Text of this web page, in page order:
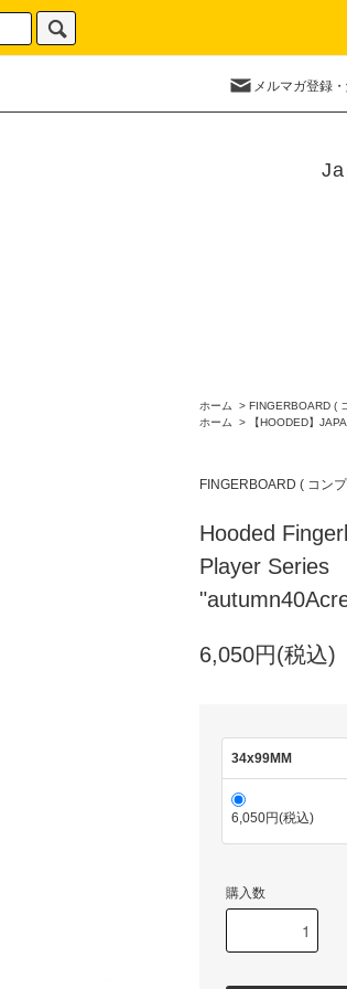
メルマガ登録
ホーム > FINGERBOARD (
ホーム
> 【HOODED】
FINGERBOARD ( コン
Hooded
Player Series
6,050円(税込)
34x99MM
6,050円(税込)
購入数